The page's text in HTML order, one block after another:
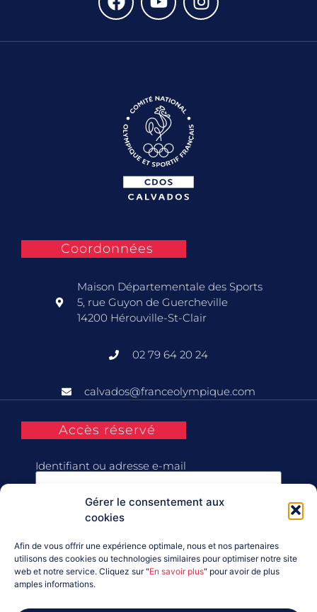
Gérer le consentement aux
cookies
Afin de vous offrir une expérience optimale, nous et nos partenaires
utilisons des cookies ou technologies similaires pour optimiser notre site
web et notre service. Cliquez sur "En savoir plus" pour avoir de plus
amples informations.
Coordonnées
Maison Départementale des Sports
5, rue Guyon de Guercheville
14200 Hérouville-St-Clair
02 79 64 20 24
calvados@franceolympique.com
Accès réservé
Identifiant ou adresse e-mail
Mot de passe
Se souvenir de moi
Connexion